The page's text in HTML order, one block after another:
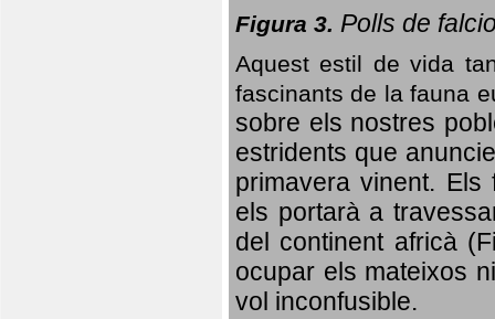
Figura 3. Polls de
Aquest estil de vida
fascinants de la fauna
sobre els nostres
estridents que
primavera vinent. Els
els portarà a
del continent africà
ocupar els mateixos
vol inconfusible.